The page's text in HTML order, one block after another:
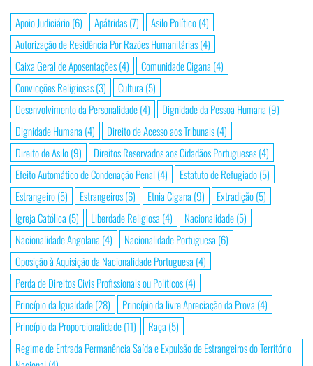
Apoio Judiciário(6) Apátridas(7) Asilo Político(4)
Autorização de Residência Por Razões Humanitárias(4)
Caixa Geral de Aposentações(4) Comunidade Cigana (4)
Convicções Religiosas(3) Cultura (5)
Desenvolvimento da Personalidade(4) Dignidade da Pessoa Humana (9)
Dignidade Humana (4) Direito de Acesso aos Tribunais(4)
Direito de Asilo(9) Direitos Reservados aos Cidadãos Portugueses(4)
Efeito Automático de Condenação Penal (4) Estatuto de Refugiado(5)
Estrangeiro(5) Estrangeiros(6) Etnia Cigana (9) Extradição(5)
Igreja Católica (5) Liberdade Religiosa (4) Nacionalidade(5)
Nacionalidade Angolana (4) Nacionalidade Portuguesa (6)
Oposição à Aquisição da Nacionalidade Portuguesa (4)
Perda de Direitos Civis Profissionais ou Políticos(4)
Princípio da Igualdade(28) Princípio da livre Apreciação da Prova (4)
Princípio da Proporcionalidade(11) Raça (5)
Regime de Entrada Permanência Saída e Expulsão de Estrangeiros do Território